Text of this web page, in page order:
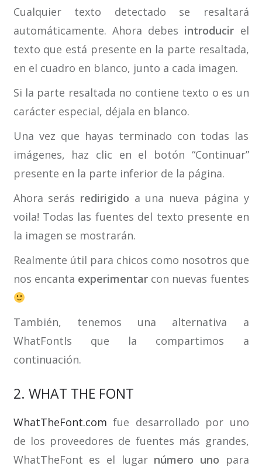
Cualquier texto detectado se resaltará
automáticamente. Ahora debes introducir el
texto que está presente en la parte resaltada,
en el cuadro en blanco, junto a cada imagen.
Si la parte resaltada no contiene texto o es un
carácter especial, déjala en blanco.
Una vez que hayas terminado con todas las
imágenes, haz clic en el botón “Continuar”
presente en la parte inferior de la página.
Ahora serás redirigido a una nueva página y
voila! Todas las fuentes del texto presente en
la imagen se mostrarán.
Realmente útil para chicos como nosotros que
nos encanta experimentarcon nuevas fuentes
También, tenemos una alternativa a
WhatFontIs que la compartimos a
continuación.
2. WHAT THE FONT
WhatTheFont.com fue desarrollado por uno
de los proveedores de fuentes más grandes,
WhatTheFont es el lugar número uno para